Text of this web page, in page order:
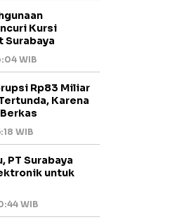
Kursi
Surabaya
WIB
Rp83 Miliar
Karena
WIB
PT Surabaya
untuk
WIB